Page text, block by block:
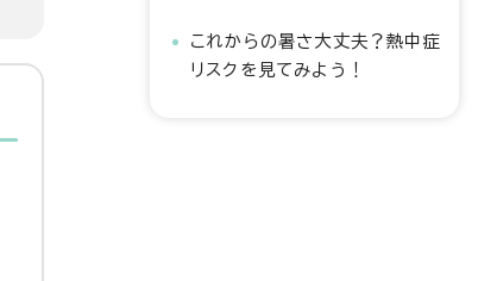
これからの暑さ大丈夫？熱中症
リスクを見てみよう！